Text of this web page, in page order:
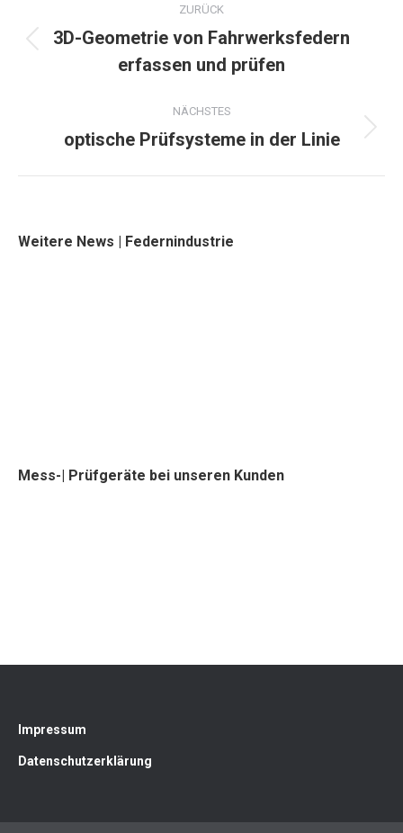
navigation
ZURÜCK
Previous
project:
3D-Geometrie von Fahrwerksfedern
erfassen und prüfen
NÄCHSTES
Next
optische Prüfsysteme in der Linie
Weitere News | Federnindustrie
Mess-| Prüfgeräte bei unseren Kunden
Impressum
Datenschutzerklärung